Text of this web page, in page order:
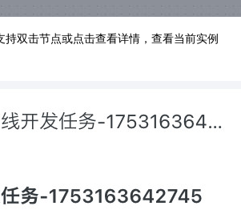
持双击节点或点击查看详情，查看当前实例